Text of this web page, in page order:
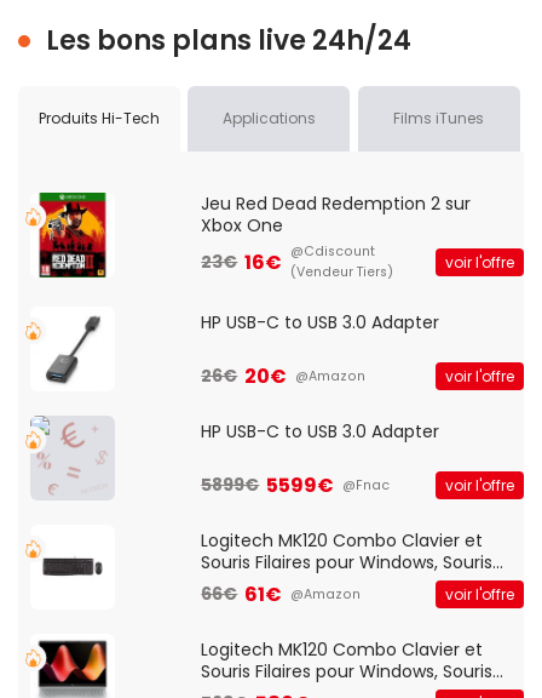
Les bons plans live 24h/24
Produits Hi-Tech Applications Films iTunes
Jeu Red Dead Redemption 2 sur
Xbox One
23€ 16€ @Cdiscount
(Vendeur Tiers)
voir l'offre
HP USB-C to USB 3.0 Adapter
26€ 20€ @Amazon voir l'offre
HP USB-C to USB 3.0 Adapter
5899€ 5599€ @Fnac voir l'offre
Logitech MK120 Combo Clavier et
Souris Filaires pour Windows, Souris
Optique Filaire, Connexion USB Plug
And Play, Confortable, Taille
QWERTY UK - Noir
66€ 61€ @Amazon voir l'offre
Logitech MK120 Combo Clavier et
Souris Filaires pour Windows, Souris